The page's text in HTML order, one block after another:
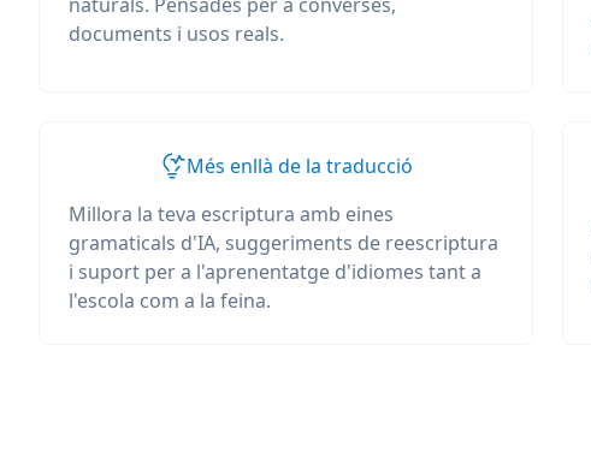
documents i usos reals.
Més enllà de la traducció
Millora la teva escriptura amb eines
gramaticals d'IA, suggeriments de reescriptura
i suport per a l'aprenentatge d'idiomes tant a
l'escola com a la feina.